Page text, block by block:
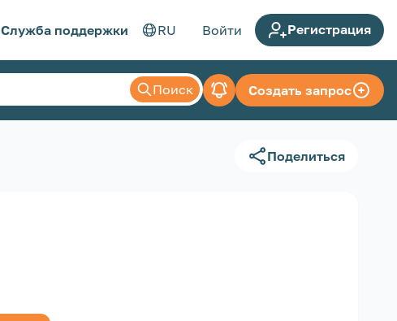
Служба поддержки RU Войти Регистрация
Поиск Создать запрос
Поделиться